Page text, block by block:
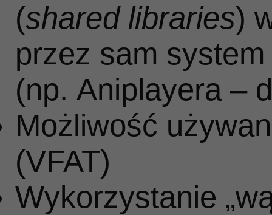
(shared libraries)
przez sam
(np. Aniplayera –
Możliwość
(VFAT)
Wykorzystanie